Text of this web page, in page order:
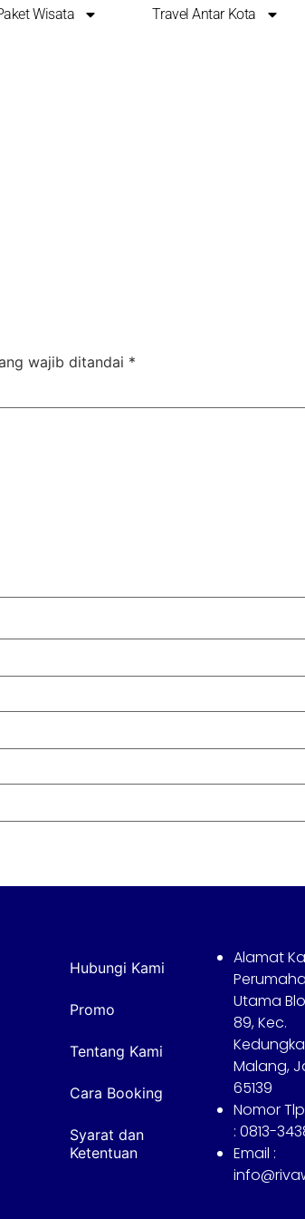
Wisata Travel Antar Kota
wajib ditandai *
Hubungi Kami
Promo
Tentang Kami
Cara Booking
Syarat dan
Ketentuan
Alamat
Utama
89, Kec.
Malang,
65139
Nomor
: 0813-
Email :